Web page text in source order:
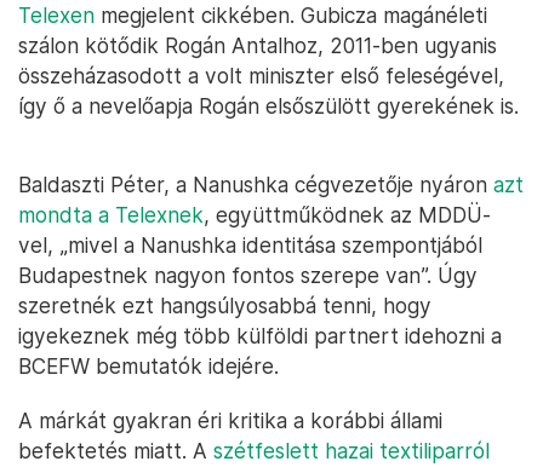
Telexen megjelent cikkében. Gubicza magánéleti
szálon kötődik Rogán Antalhoz, 2011-ben ugyanis
összeházasodott a volt miniszter első feleségével,
így ő a nevelőapja Rogán elsőszülött gyerekének is.
Baldaszti Péter, a Nanushka cégvezetője nyáron azt
mondta a Telexnek, együttműködnek az MDDÜ-
vel, „mivel a Nanushka identitása szempontjából
Budapestnek nagyon fontos szerepe van”. Úgy
szeretnék ezt hangsúlyosabbá tenni, hogy
igyekeznek még több külföldi partnert idehozni a
BCEFW bemutatók idejére.
A márkát gyakran éri kritika a korábbi állami
befektetés miatt. A szétfeslett hazai textiliparról